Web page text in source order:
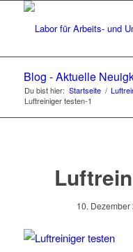
Blog - Aktuelle
Du bist hier: Startseite /
Luftreiniger testen-1
10. Dezember